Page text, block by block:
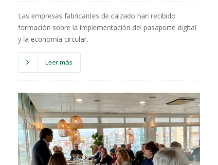
Las empresas fabricantes de calzado han recibido
formación sobre la implementación del pasaporte digital
y la economía circular.
Leer más